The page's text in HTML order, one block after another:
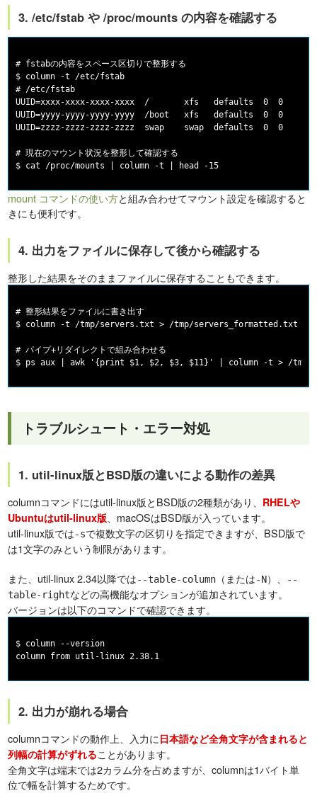
3. /etc/fstab や /proc/mounts の内容を確認する
# fstabの内容をスペース区切りで整形する
$ column -t /etc/fstab
# /etc/fstab
UUID=xxxx-xxxx-xxxx-xxxx  /       xfs   defaults  0  0
UUID=yyyy-yyyy-yyyy-yyyy  /boot   xfs   defaults  0  0
UUID=zzzz-zzzz-zzzz-zzzz  swap    swap  defaults  0  0
# 現在のマウント状況を整形して確認する
mount コマンドの使い方と組み合わせてマウント設定を確認すると
きにも便利です。
4. 出力をファイルに保存して後から確認する
整形した結果をそのままファイルに保存することもできます。
# 整形結果をファイルに書き出す
$ column -t /tmp/servers.txt > /tmp/servers_formatted.txt
# パイプ+リダイレクトで組み合わせる
トラブルシュート・エラー対処
1. util-linux版とBSD版の違いによる動作の差異
columnコマンドにはutil-linux版とBSD版の2種類があり、 RHELや
Ubuntuはutil-linux版 、macOSはBSD版が入っています。
util-linux版では-sで複数文字の区切りを指定できますが、BSD版で
は1文字のみという制限があります。
また、util-linux 2.34以降では--table-column （または-N）、
--
table-rightなどの高機能なオプションが追加されています。
バージョンは以下のコマンドで確認できます。
$ column --version
2. 出力が崩れる場合
columnコマンドの動作上、入力に 日本語など全角文字が含まれると
列幅の計算がずれることがあります。
全角文字は端末では2カラム分を占めますが、columnは1バイト単
位で幅を計算するためです。